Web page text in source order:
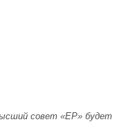
совет «ЕР» будет